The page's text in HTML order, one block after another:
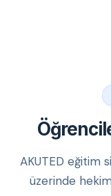
AKUTED eğitim
üzerinde